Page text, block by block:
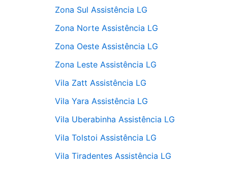
Zona Sul Assistência LG
Zona Norte Assistência LG
Zona Oeste Assistência LG
Zona Leste Assistência LG
Vila Zatt Assistência LG
Vila Yara Assistência LG
Vila Uberabinha Assistência LG
Vila Tolstoi Assistência LG
Vila Tiradentes Assistência LG